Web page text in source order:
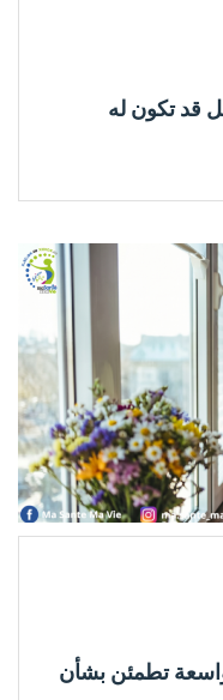
قد تكون له
واسعة تطمئن بشأن